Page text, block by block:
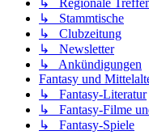
↳ Regionale
↳ Stammtische
↳ Clubzeitung
↳ Newsletter
↳ Ankündigungen
Fantasy und
↳ Fantasy-Literatur
↳ Fantasy-Filme
↳ Fantasy-Spiele